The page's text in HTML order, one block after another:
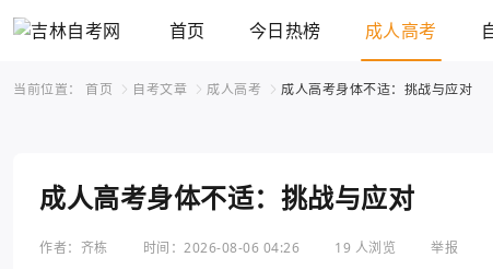
首页 今日热榜 成人高考
当前位置： 首页 自考文章 成人高考 成人高考身体不适：挑战与应对
成人高考身体不适：挑战与应对
作者：齐栋 时间：2026-08-06 04:26 19 人浏览 举报